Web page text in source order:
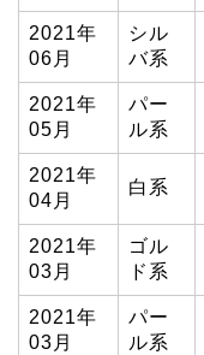
2021年
06月
シル
バ系
2021年
05月
パー
ル系
2021年
04月
白系
2021年
03月
ゴル
ド系
2021年
03月
パー
ル系